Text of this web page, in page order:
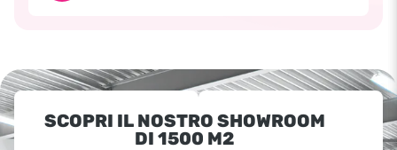
SCOPRI IL NOSTRO SHOWROOM
DI 1500 M2